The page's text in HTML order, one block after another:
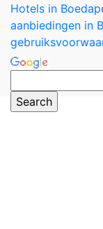
Hotels in
aanbiedingen in